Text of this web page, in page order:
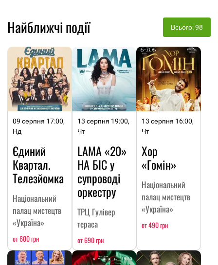
Найближчі події Всього: 98
09 серпня 17:00,
Нд
Єдиний
Квартал.
Телезйомка
Національний
палац мистецтв
«Україна»
от 600 грн
13 серпня 19:00,
Чт
LAMA «20»
НА БІС у
супроводі
оркестру
ТРЦ Гулівер
тераса
от 690 грн
13 серпня 16:00,
Чт
Хор
«Гомін»
Національний
палац мистецтв
«Україна»
от 490 грн